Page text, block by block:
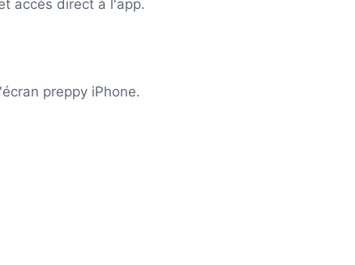
accès direct à l'app.
preppy iPhone.